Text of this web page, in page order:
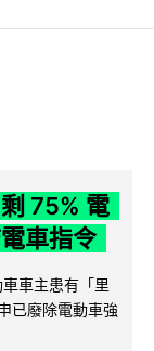
75% 電
車指令
車主患有「里
已廢除電動車強